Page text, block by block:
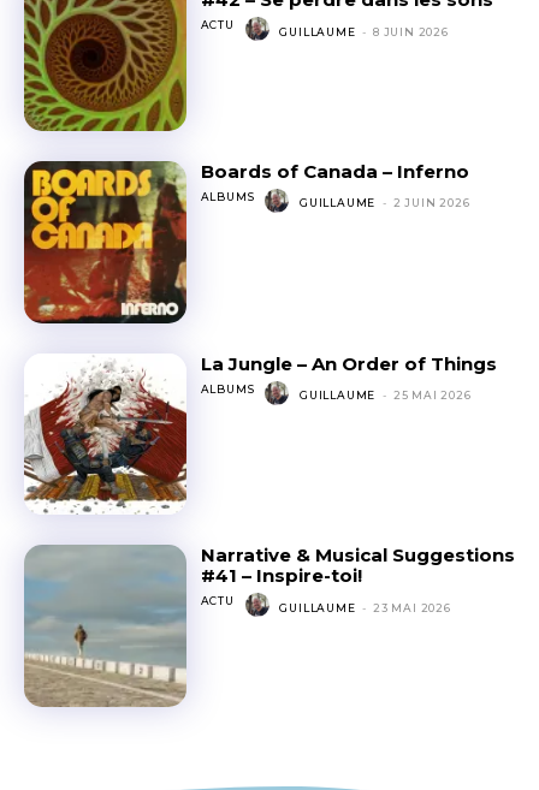
ACTU GUILLAUME - 8 JUIN 2026
Boards of Canada – Inferno
ALBUMS GUILLAUME - 2 JUIN 2026
La Jungle – An Order of Things
ALBUMS GUILLAUME - 25 MAI 2026
Narrative & Musical Suggestions
#41 – Inspire-toi!
ACTU GUILLAUME - 23 MAI 2026